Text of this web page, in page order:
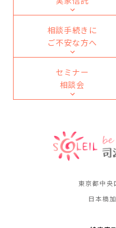
相談手続きに
ご不安な方へ
セミナー
相談会
東京都中央
日本橋